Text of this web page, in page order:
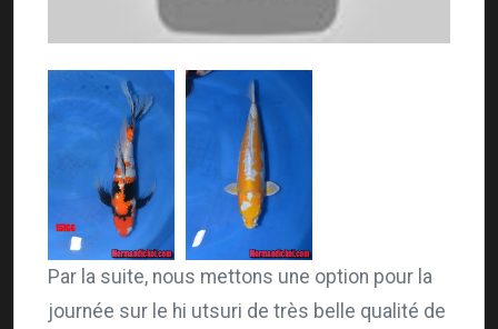
Par la suite, nous mettons une option pour la
journée sur le hi utsuri de très belle qualité de